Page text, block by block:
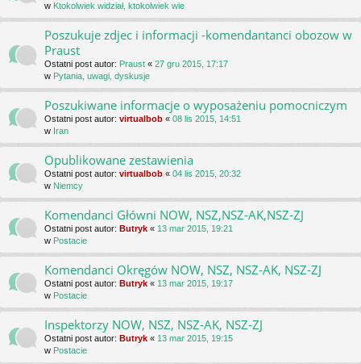
w Ktokolwiek widział, ktokolwiek wie
Poszukuje zdjec i informacji -komendantanci obozow w
Praust
Ostatni post autor: Praust « 27 gru 2015, 17:17
w Pytania, uwagi, dyskusje
Poszukiwane informacje o wyposażeniu pomocniczym
Ostatni post autor: virtualbob « 08 lis 2015, 14:51
w Iran
Opublikowane zestawienia
Ostatni post autor: virtualbob « 04 lis 2015, 20:32
w Niemcy
Komendanci Główni NOW, NSZ,NSZ-AK,NSZ-ZJ
Ostatni post autor: Butryk « 13 mar 2015, 19:21
w Postacie
Komendanci Okręgów NOW, NSZ, NSZ-AK, NSZ-ZJ
Ostatni post autor: Butryk « 13 mar 2015, 19:17
w Postacie
Inspektorzy NOW, NSZ, NSZ-AK, NSZ-ZJ
Ostatni post autor: Butryk « 13 mar 2015, 19:15
w Postacie